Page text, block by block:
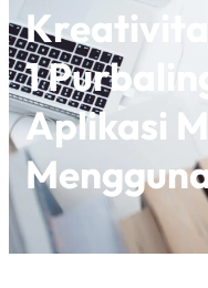
1
Aplikasi